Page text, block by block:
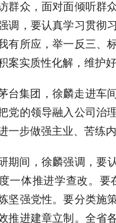
群众，面对面倾听群
调，要认真学习贯彻
有所应，举一反三、
案实质性化解，维护
台集团，徐麟走进车
党的领导融入公司治
一步做强主业、苦练
期间，徐麟强调，要
一体推进学查改。
坚强党性。要分类施
推进建章立制。全省